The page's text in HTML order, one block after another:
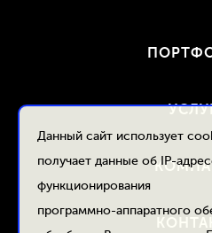
Данный сайт использует
получает данные об IP-
функционирования
программно-аппаратного